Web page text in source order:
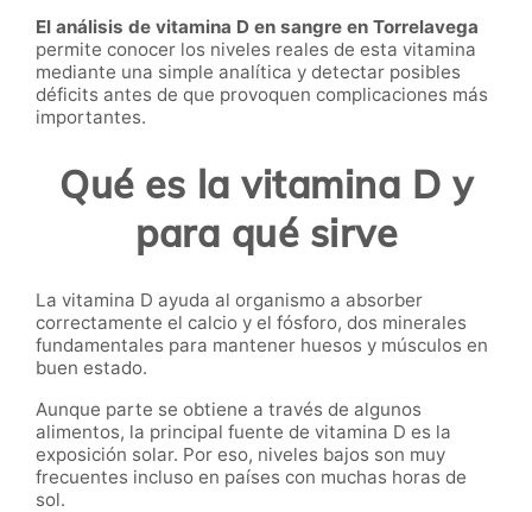
El análisis de vitamina D en sangre en Torrelavega
permite conocer los niveles reales de esta vitamina
mediante una simple analítica y detectar posibles
déficits antes de que provoquen complicaciones más
importantes.
Qué es la vitamina D y
para qué sirve
La vitamina D ayuda al organismo a absorber
correctamente el calcio y el fósforo, dos minerales
fundamentales para mantener huesos y músculos en
buen estado.
Aunque parte se obtiene a través de algunos
alimentos, la principal fuente de vitamina D es la
exposición solar. Por eso, niveles bajos son muy
frecuentes incluso en países con muchas horas de
sol.